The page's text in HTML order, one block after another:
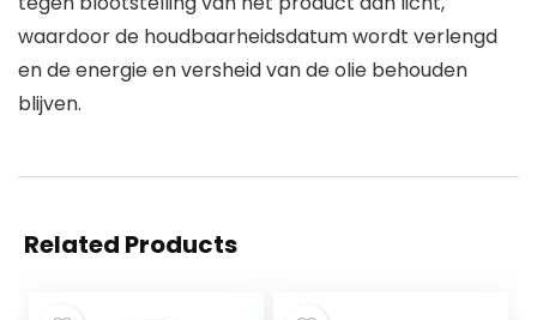
waardoor de houdbaarheidsdatum wordt verlengd
en de energie en versheid van de olie behouden
blijven.
Related Products